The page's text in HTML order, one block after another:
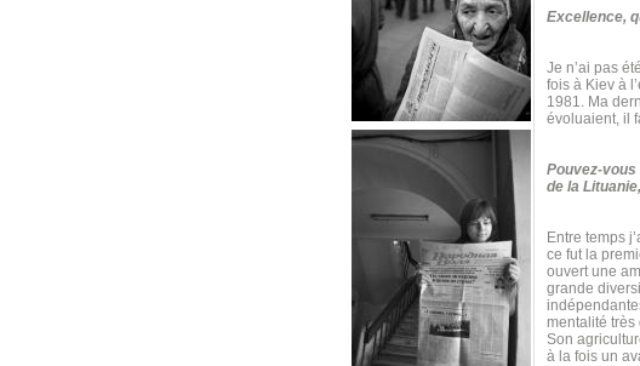
Excellence,
Je n’ai pas
fois à Kiev à
1981. Ma
évoluaient, il
Pouvez-
de la
Entre temps
ce fut la
ouvert une
grande
mentalité
Son
à la fois un